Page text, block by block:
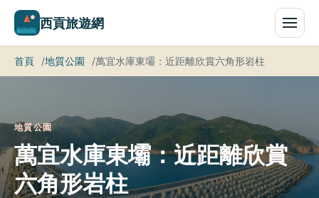
西貢旅遊網
首頁 地質公園 萬宜水庫東壩：近距離欣賞六角形岩柱
地質公園
萬宜水庫東壩：近距離欣賞
六角形岩柱